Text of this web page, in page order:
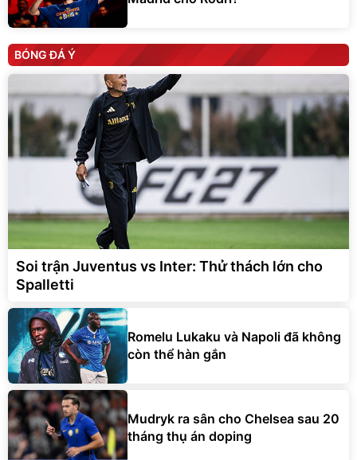
BÓNG ĐÁ Ý
Soi trận Juventus vs Inter: Thử thách lớn cho
Spalletti
Romelu Lukaku và Napoli đã không
còn thể hàn gắn
Mudryk ra sân cho Chelsea sau 20
tháng thụ án doping